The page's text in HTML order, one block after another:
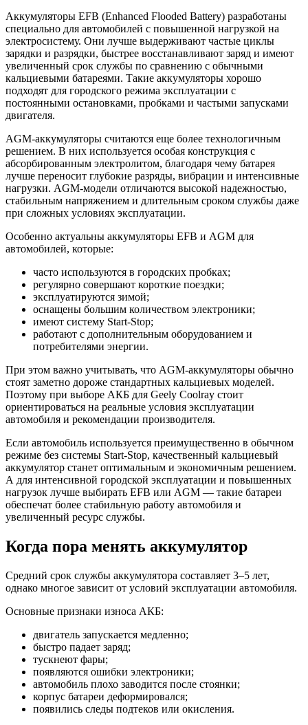
Аккумуляторы EFB (Enhanced Flooded Battery) разработаны
специально для автомобилей с повышенной нагрузкой на
электросистему. Они лучше выдерживают частые циклы
зарядки и разрядки, быстрее восстанавливают заряд и имеют
увеличенный срок службы по сравнению с обычными
кальциевыми батареями. Такие аккумуляторы хорошо
подходят для городского режима эксплуатации с
постоянными остановками, пробками и частыми запусками
двигателя.
AGM-аккумуляторы считаются еще более технологичным
решением. В них используется особая конструкция с
абсорбированным электролитом, благодаря чему батарея
лучше переносит глубокие разряды, вибрации и интенсивные
нагрузки. AGM-модели отличаются высокой надежностью,
стабильным напряжением и длительным сроком службы даже
при сложных условиях эксплуатации.
Особенно актуальны аккумуляторы EFB и AGM для
автомобилей, которые:
часто используются в городских пробках;
регулярно совершают короткие поездки;
эксплуатируются зимой;
оснащены большим количеством электроники;
имеют систему Start-Stop;
работают с дополнительным оборудованием и
потребителями энергии.
При этом важно учитывать, что AGM-аккумуляторы обычно
стоят заметно дороже стандартных кальциевых моделей.
Поэтому при выборе АКБ для Geely Coolray стоит
ориентироваться на реальные условия эксплуатации
автомобиля и рекомендации производителя.
Если автомобиль используется преимущественно в обычном
режиме без системы Start-Stop, качественный кальциевый
аккумулятор станет оптимальным и экономичным решением.
А для интенсивной городской эксплуатации и повышенных
нагрузок лучше выбирать EFB или AGM — такие батареи
обеспечат более стабильную работу автомобиля и
увеличенный ресурс службы.
Когда пора менять аккумулятор
Средний срок службы аккумулятора составляет 3–5 лет,
однако многое зависит от условий эксплуатации автомобиля.
Основные признаки износа АКБ:
двигатель запускается медленно;
быстро падает заряд;
тускнеют фары;
появляются ошибки электроники;
автомобиль плохо заводится после стоянки;
корпус батареи деформировался;
появились следы подтеков или окисления.